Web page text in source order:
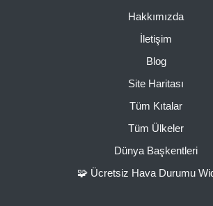
Hakkımızda
İletişim
Blog
Site Haritası
Tüm Kıtalar
Tüm Ülkeler
Dünya Başkentleri
🧩 Ücretsiz Hava Durumu